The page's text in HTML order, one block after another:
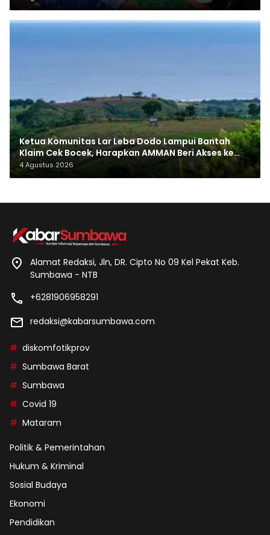
Ketua Komunitas Lar Leba Dodo Lampui Bantah
Klaim Cek Bocek, Harapkan AMMAN Beri Akses ke
Makam Leluhur
4 Agustus 2026
Alamat Redaksi, Jln, DR. Cipto No 09 Kel Pekat Keb.
Sumbawa - NTB
+6281906958291
redaksi@kabarsumbawa.com
diskomfotikprov
Sumbawa Barat
Sumbawa
Covid 19
Mataram
Politik & Pemerintahan
Hukum & Kriminal
Sosial Budaya
Ekonomi
Pendidikan